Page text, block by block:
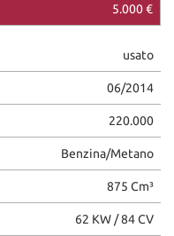
5.000 €
usato
06/2014
220.000
Benzina/Metano
875 Cm³
62 KW / 84 CV